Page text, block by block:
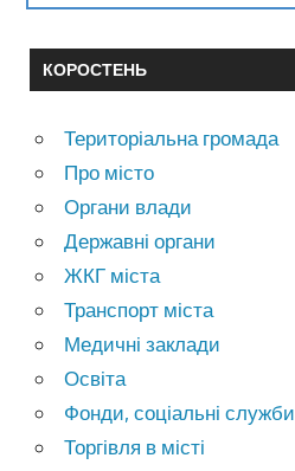
КОРОСТЕНЬ
Територіальна громада
Про місто
Органи влади
Державні органи
ЖКГ міста
Транспорт міста
Медичні заклади
Освіта
Фонди, соціальні служби
Торгівля в місті